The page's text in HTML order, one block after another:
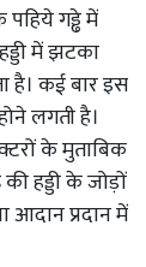
गड्ढे में
में झटका
है। कई बार इस
लगती है।
के मुताबिक
हड्डी के जोड़ों
आदान प्रदान में